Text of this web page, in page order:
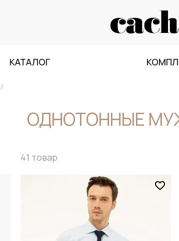
КАТАЛОГ
ОДНОТОННЫЕ
41 товар